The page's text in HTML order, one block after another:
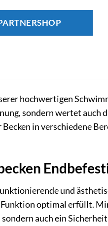
hochwertigen
sondern wertet auch
in verschiedene
und
optimal erfüllt.
auch ein